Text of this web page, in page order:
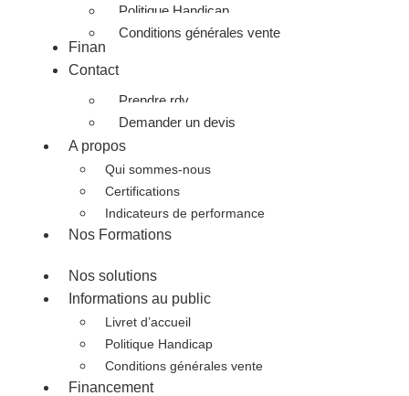
Politique Handicap
Conditions générales vente
Financement
Contact
Prendre rdv
Demander un devis
A propos
Qui sommes-nous
Certifications
Indicateurs de performance
Nos Formations
Nos solutions
Informations au public
Livret d’accueil
Politique Handicap
Conditions générales vente
Financement